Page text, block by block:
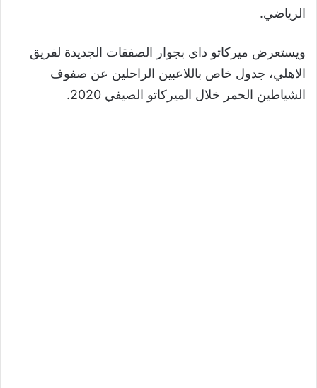
الرياضي.
ويستعرض ميركاتو داي بجوار الصفقات الجديدة لفريق
الاهلي، جدول خاص باللاعبين الراحلين عن صفوف
الشياطين الحمر خلال الميركاتو الصيفي 2020.